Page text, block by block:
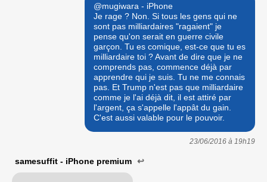
@mugiwara - iPhone
Je rage ? Non. Si tous les gens qui ne
sont pas milliardaires "ragaient" je
pense qu'on serait en guerre civile
garçon. Tu es comique, est-ce que tu es
milliardaire toi ? Avant de dire que je ne
comprends pas, commence déjà par
apprendre qui je suis. Tu ne me connais
pas. Et Trump n'est pas que milliardaire
comme je l'ai déjà dit, il est attiré par
l'argent, ça s'appelle l'appât du gain.
C'est aussi valable pour le pouvoir.
23/06/2016 à 19h19
samesuffit - iPhone premium ↩